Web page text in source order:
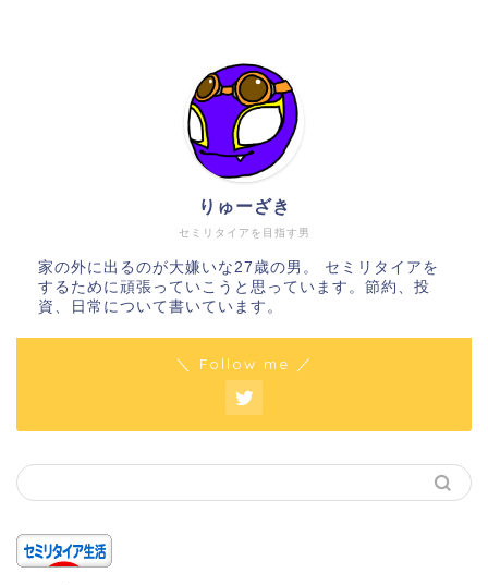
セミリタイアを目指す男
りゅーざき
家の外に出るのが大嫌いな27歳の男。 セミリタイアを
するために頑張っていこうと思っています。節約、投
資、日常について書いています。
＼ Follow me ／